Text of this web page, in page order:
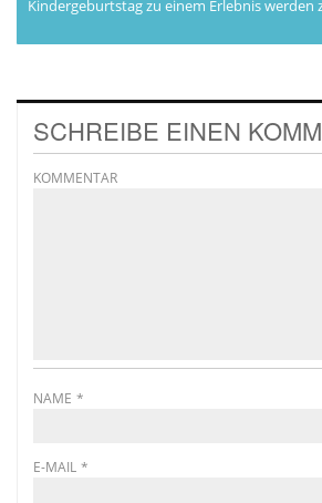
Kindergeburtstag zu einem Erlebnis werden
SCHREIBE EINEN
KOMMENTAR
NAME *
E-MAIL *